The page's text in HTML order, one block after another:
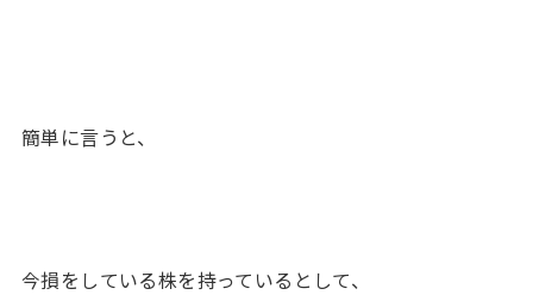
簡単に言うと、
今損をしている株を持っているとして、